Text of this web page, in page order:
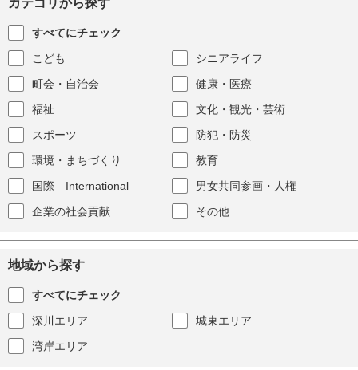
カテゴリから探す
すべてにチェック
こども
シニアライフ
町会・自治会
健康・医療
福祉
文化・観光・芸術
スポーツ
防犯・防災
環境・まちづくり
教育
国際 International
男女共同参画・人権
企業の社会貢献
その他
地域から探す
すべてにチェック
深川エリア
城東エリア
湾岸エリア